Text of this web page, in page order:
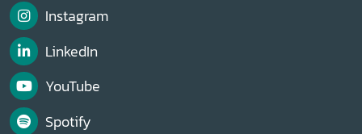
Instagram
LinkedIn
YouTube
Spotify